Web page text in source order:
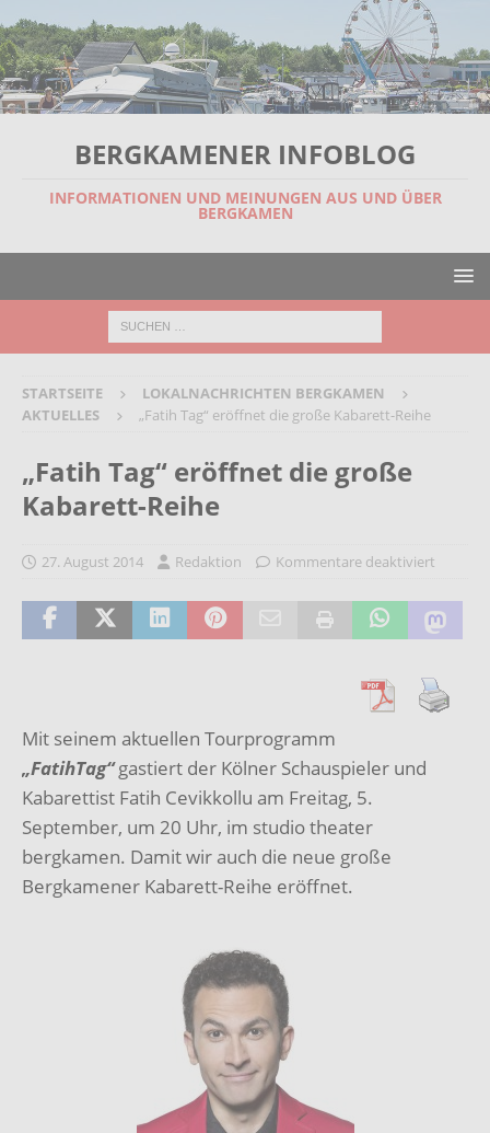
BERGKAMENER INFOBLOG
INFORMATIONEN UND MEINUNGEN AUS UND ÜBER
BERGKAMEN
STARTSEITE
LOKALNACHRICHTEN BERGKAMEN
AKTUELLES
„Fatih Tag“ eröffnet die große Kabarett-Reihe
„Fatih Tag“ eröffnet die große
Kabarett-Reihe
27. August 2014 Redaktion Kommentare deaktiviert
Mit seinem aktuellen Tourprogramm
„FatihTag“gastiert der Kölner Schauspieler und
Kabarettist Fatih Cevikkollu am Freitag, 5.
September, um 20 Uhr, im studio theater
bergkamen. Damit wir auch die neue große
Bergkamener Kabarett-Reihe eröffnet.